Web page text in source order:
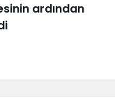
ardından